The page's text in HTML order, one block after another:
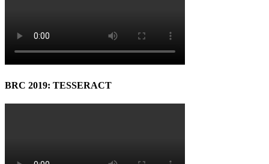
BRC 2019: TESSERACT